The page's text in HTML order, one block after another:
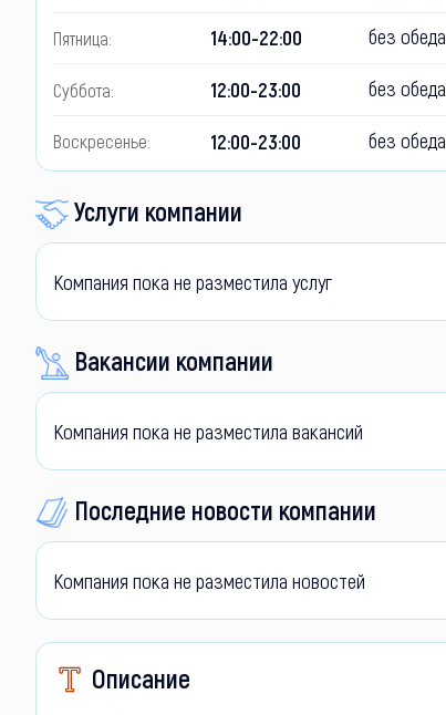
Пятница: 14:00-22:00 без обеда
Суббота: 12:00-23:00 без обеда
Воскресенье: 12:00-23:00 без обеда
Услуги компании
Компания пока не разместила услуг
Вакансии компании
Компания пока не разместила вакансий
Последние новости компании
Компания пока не разместила новостей
Описание